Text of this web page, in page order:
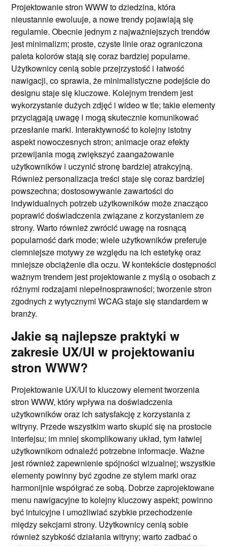
Projektowanie stron WWW to dziedzina, która
nieustannie ewoluuje, a nowe trendy pojawiają się
regularnie. Obecnie jednym z najważniejszych trendów
jest minimalizm; proste, czyste linie oraz ograniczona
paleta kolorów stają się coraz bardziej popularne.
Użytkownicy cenią sobie przejrzystość i łatwość
nawigacji, co sprawia, że minimalistyczne podejście do
designu staje się kluczowe. Kolejnym trendem jest
wykorzystanie dużych zdjęć i wideo w tle; takie elementy
przyciągają uwagę i mogą skutecznie komunikować
przesłanie marki. Interaktywność to kolejny istotny
aspekt nowoczesnych stron; animacje oraz efekty
przewijania mogą zwiększyć zaangażowanie
użytkowników i uczynić stronę bardziej atrakcyjną.
Również personalizacja treści staje się coraz bardziej
powszechna; dostosowywanie zawartości do
indywidualnych potrzeb użytkowników może znacząco
poprawić doświadczenia związane z korzystaniem ze
strony. Warto również zwrócić uwagę na rosnącą
popularność dark mode; wiele użytkowników preferuje
ciemniejsze motywy ze względu na ich estetykę oraz
mniejsze obciążenie dla oczu. W kontekście dostępności
ważnym trendem jest projektowanie z myślą o osobach z
różnymi rodzajami niepełnosprawności; tworzenie stron
zgodnych z wytycznymi WCAG staje się standardem w
branży.
Jakie są najlepsze praktyki w
zakresie UX/UI w projektowaniu
stron WWW?
Projektowanie UX/UI to kluczowy element tworzenia
stron WWW, który wpływa na doświadczenia
użytkowników oraz ich satysfakcję z korzystania z
witryny. Przede wszystkim warto skupić się na prostocie
interfejsu; im mniej skomplikowany układ, tym łatwiej
użytkownikom odnaleźć potrzebne informacje. Ważne
jest również zapewnienie spójności wizualnej; wszystkie
elementy powinny być zgodne ze stylem marki oraz
harmonijnie współgrać ze sobą. Dobrze zaprojektowane
menu nawigacyjne to kolejny kluczowy aspekt; powinno
być intuicyjne i umożliwiać szybkie przechodzenie
między sekcjami strony. Użytkownicy cenią sobie
również szybkość działania witryny; warto zadbać o